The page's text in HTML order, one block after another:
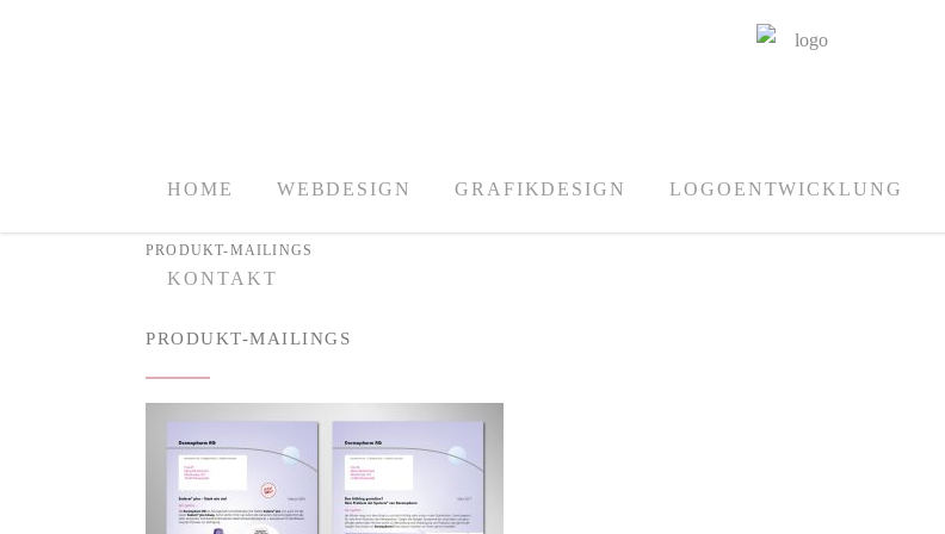
HOME WEBDESIGN GRAFIKDESIGN LOGOENTWICKLUNG
KONTAKT
PRODUKT-MAILINGS
PRODUKT-MAILINGS